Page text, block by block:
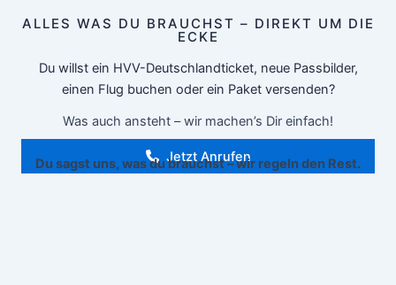
ALLES WAS DU BRAUCHST – DIREKT UM DIE
ECKE
Du willst ein HVV-Deutschlandticket, neue Passbilder,
einen Flug buchen oder ein Paket versenden?
Was auch ansteht – wir machen’s Dir einfach!
Du sagst uns, was du brauchst – wir regeln den Rest.
Jetzt Anrufen